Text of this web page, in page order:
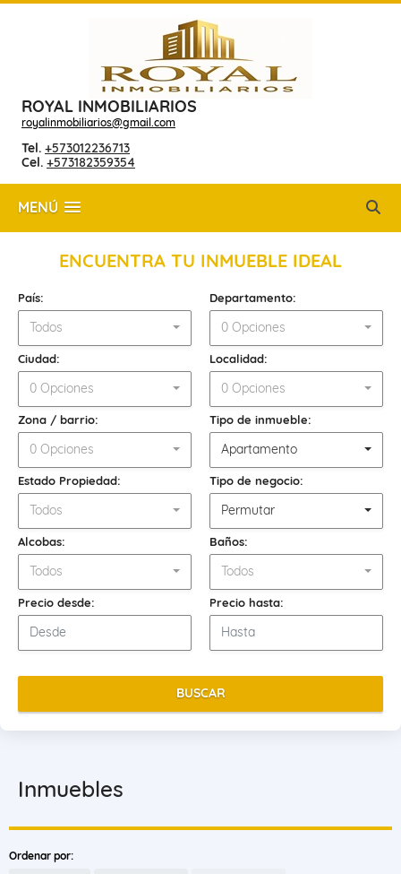
ROYAL INMOBILIARIOS
royalinmobiliarios@gmail.com
Tel. +573012236713
Cel. +573182359354
MENÚ
ENCUENTRA TU INMUEBLE IDEAL
País:
Todos
Departamento:
0 Opciones
Ciudad:
0 Opciones
Localidad:
0 Opciones
Zona / barrio:
0 Opciones
Tipo de inmueble:
Apartamento
Estado Propiedad:
Todos
Tipo de negocio:
Permutar
Alcobas:
Todos
Baños:
Todos
Precio desde: Precio hasta:
BUSCAR
Inmuebles
Ordenar por: